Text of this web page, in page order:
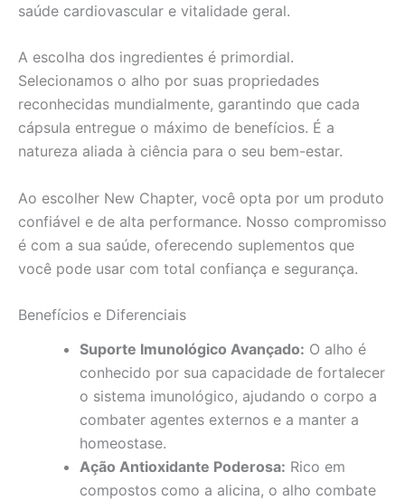
saúde cardiovascular e vitalidade geral.
A escolha dos ingredientes é primordial.
Selecionamos o alho por suas propriedades
reconhecidas mundialmente, garantindo que cada
cápsula entregue o máximo de benefícios. É a
natureza aliada à ciência para o seu bem-estar.
Ao escolher New Chapter, você opta por um produto
confiável e de alta performance. Nosso compromisso
é com a sua saúde, oferecendo suplementos que
você pode usar com total confiança e segurança.
Benefícios e Diferenciais
Suporte Imunológico Avançado: O alho é
conhecido por sua capacidade de fortalecer
o sistema imunológico, ajudando o corpo a
combater agentes externos e a manter a
homeostase.
Ação Antioxidante Poderosa: Rico em
compostos como a alicina, o alho combate